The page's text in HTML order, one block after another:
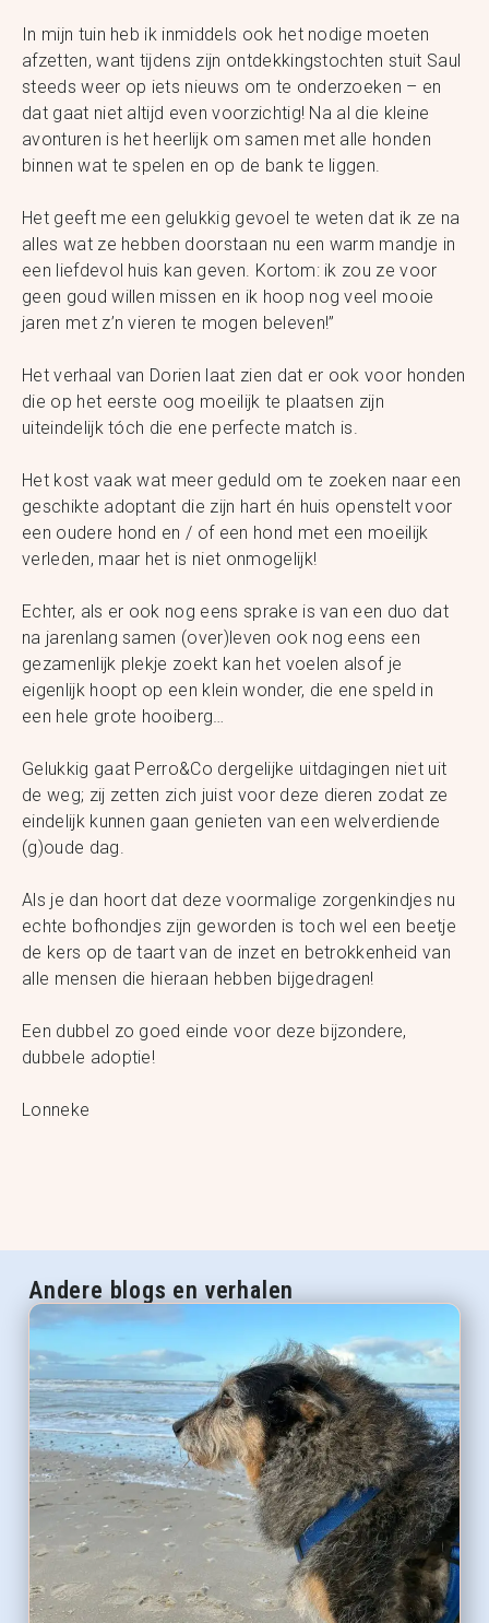
In mijn tuin heb ik inmiddels ook het nodige moeten
afzetten, want tijdens zijn ontdekkingstochten stuit Saul
steeds weer op iets nieuws om te onderzoeken – en
dat gaat niet altijd even voorzichtig! Na al die kleine
avonturen is het heerlijk om samen met alle honden
binnen wat te spelen en op de bank te liggen.
Het geeft me een gelukkig gevoel te weten dat ik ze na
alles wat ze hebben doorstaan nu een warm mandje in
een liefdevol huis kan geven. Kortom: ik zou ze voor
geen goud willen missen en ik hoop nog veel mooie
jaren met z’n vieren te mogen beleven!”
Het verhaal van Dorien laat zien dat er ook voor honden
die op het eerste oog moeilijk te plaatsen zijn
uiteindelijk tóch die ene perfecte match is.
Het kost vaak wat meer geduld om te zoeken naar een
geschikte adoptant die zijn hart én huis openstelt voor
een oudere hond en / of een hond met een moeilijk
verleden, maar het is niet onmogelijk!
Echter, als er ook nog eens sprake is van een duo dat
na jarenlang samen (over)leven ook nog eens een
gezamenlijk plekje zoekt kan het voelen alsof je
eigenlijk hoopt op een klein wonder, die ene speld in
een hele grote hooiberg…
Gelukkig gaat Perro&Co dergelijke uitdagingen niet uit
de weg; zij zetten zich juist voor deze dieren zodat ze
eindelijk kunnen gaan genieten van een welverdiende
(g)oude dag.
Als je dan hoort dat deze voormalige zorgenkindjes nu
echte bofhondjes zijn geworden is toch wel een beetje
de kers op de taart van de inzet en betrokkenheid van
alle mensen die hieraan hebben bijgedragen!
Een dubbel zo goed einde voor deze bijzondere,
dubbele adoptie!
Lonneke
Andere blogs en verhalen